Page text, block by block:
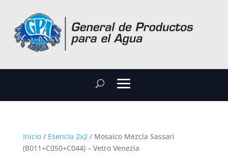
Inicio/ Esencia 2x2/ Mosaico Mezcla Sassari
(B011+C050+C044) – Vetro Venezia